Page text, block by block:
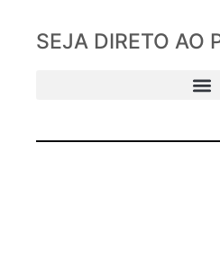
SEJA DIRETO AO